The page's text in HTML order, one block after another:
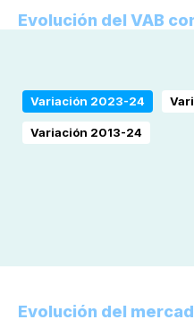
Evolución del VAB
Variación 2023-24
Variación 2013-24
Evolución del